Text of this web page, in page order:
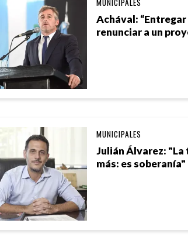
Achával:
renunciar a un
MUNICIPALES
Julián Álvarez: "La
más: es soberanía"
MUNICIPALES